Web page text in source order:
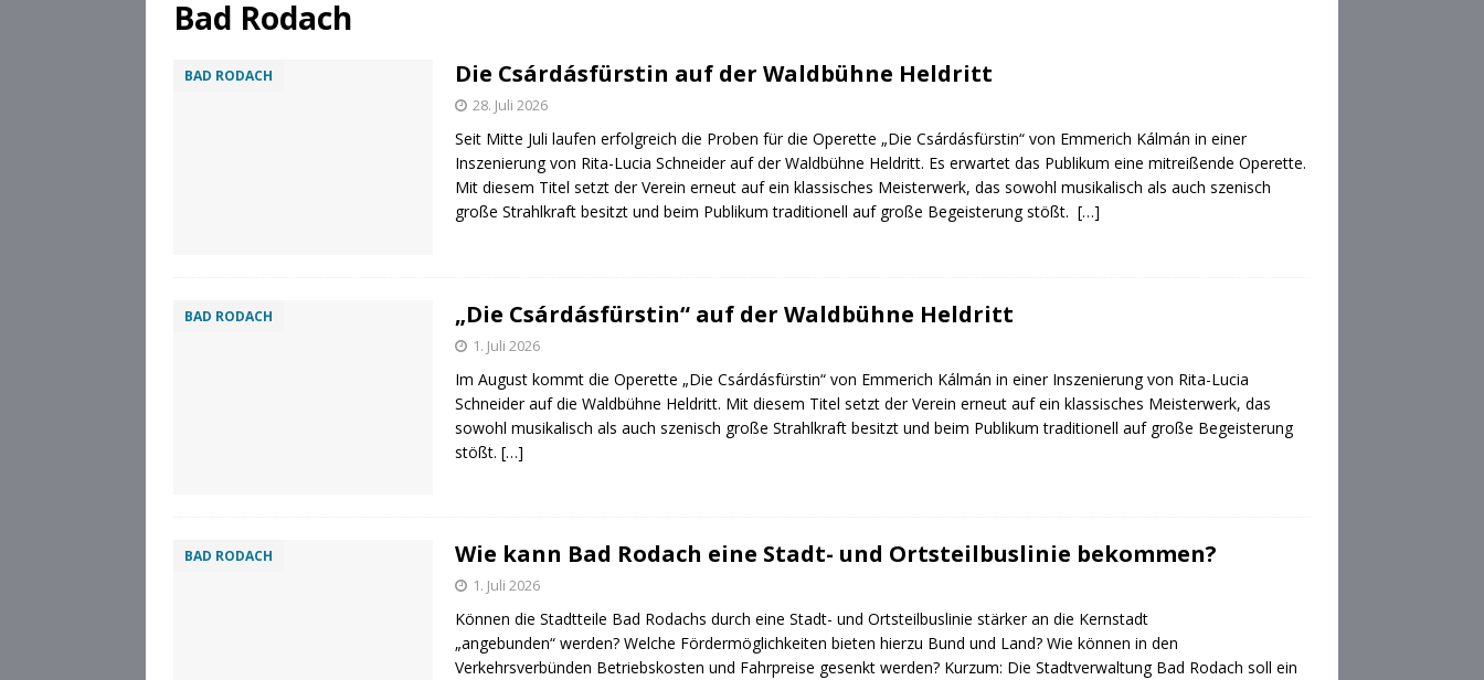
[ 28. Juli 2026 ]
Stadt Coburg dankt HABA Bad Rodach COBURG
Bad Rodach
BAD RODACH Die Csárdásfürstin auf der Waldbühne Heldritt
28. Juli 2026
Seit Mitte Juli laufen erfolgreich die Proben für die Operette „Die Csárdásfürstin“ von Emmerich Kálmán in einer
Inszenierung von Rita-Lucia Schneider auf der Waldbühne Heldritt. Es erwartet das Publikum eine mitreißende Operette.
Mit diesem Titel setzt der Verein erneut auf ein klassisches Meisterwerk, das sowohl musikalisch als auch szenisch
große Strahlkraft besitzt und beim Publikum traditionell auf große Begeisterung stößt. […]
BAD RODACH „Die Csárdásfürstin“ auf der Waldbühne Heldritt
1. Juli 2026
Im August kommt die Operette „Die Csárdásfürstin“ von Emmerich Kálmán in einer Inszenierung von Rita-Lucia
Schneider auf die Waldbühne Heldritt. Mit diesem Titel setzt der Verein erneut auf ein klassisches Meisterwerk, das
sowohl musikalisch als auch szenisch große Strahlkraft besitzt und beim Publikum traditionell auf große Begeisterung
stößt. […]
BAD RODACH Wie kann Bad Rodach eine Stadt- und Ortsteilbuslinie bekommen?
1. Juli 2026
Können die Stadtteile Bad Rodachs durch eine Stadt- und Ortsteilbuslinie stärker an die Kernstadt
„angebunden“ werden? Welche Fördermöglichkeiten bieten hierzu Bund und Land? Wie können in den
Verkehrsverbünden Betriebskosten und Fahrpreise gesenkt werden? Kurzum: Die Stadtverwaltung Bad Rodach soll ein